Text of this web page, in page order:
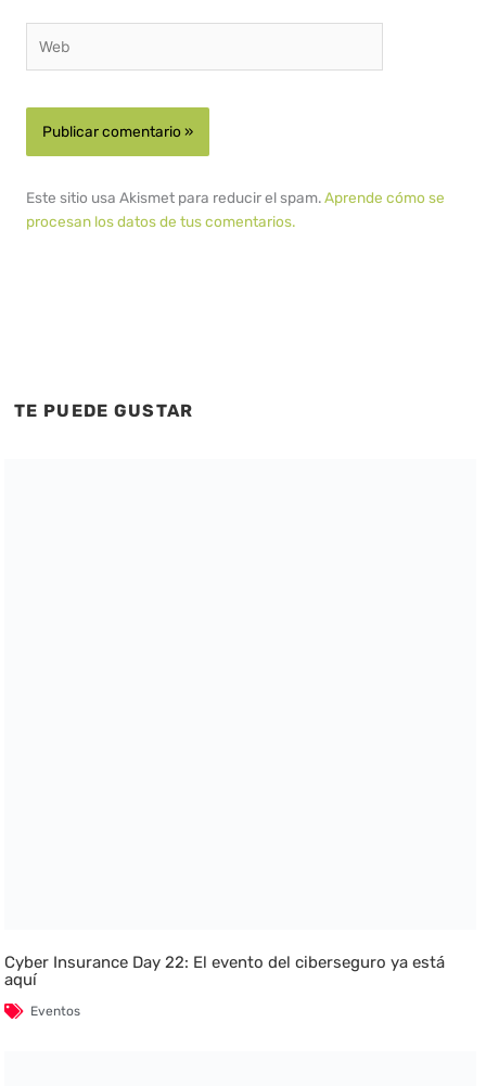
Este sitio usa Akismet para reducir el spam.Aprende cómo se
procesan los datos de tus comentarios.
TE PUEDE GUSTAR
Cyber Insurance Day 22: El evento del ciberseguro ya está
aquí
Eventos